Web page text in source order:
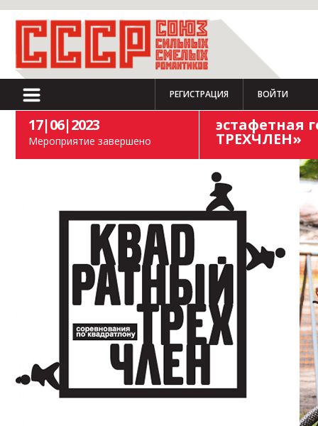
РЕГИСТРАЦИЯ ВОЙТИ
17|06|2023
Мероприятие завершено
эстафетная
ТРЕХЧЛЕН»